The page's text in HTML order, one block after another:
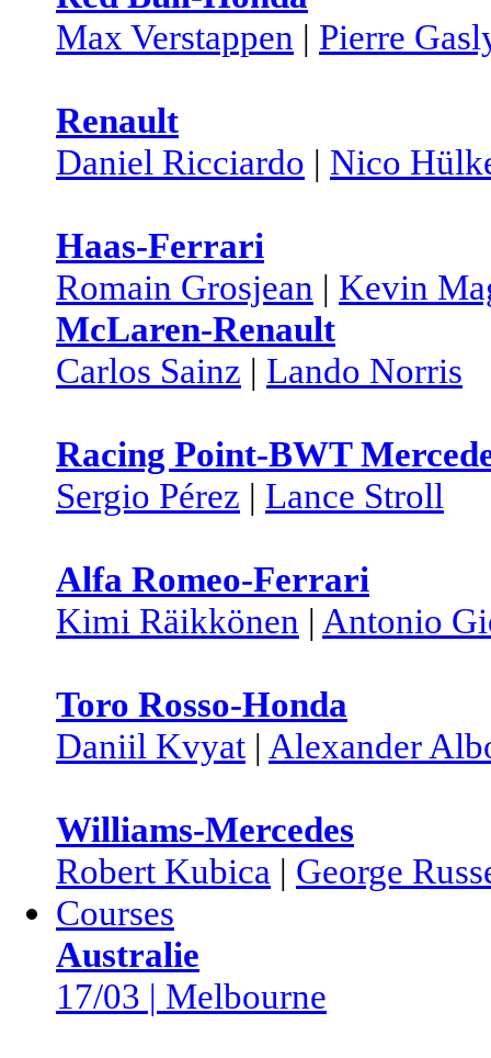
Max Verstappen | Pierre
Renault
Daniel Ricciardo | Nico
Haas-Ferrari
Romain Grosjean | Kevin
McLaren-Renault
Carlos Sainz | Lando Norris
Racing Point-BWT
Sergio Pérez | Lance Stroll
Alfa Romeo-Ferrari
Kimi Räikkönen | Antonio
Toro Rosso-Honda
Daniil Kvyat | Alexander
Williams-Mercedes
Robert Kubica | George
Courses
Australie
17/03 | Melbourne